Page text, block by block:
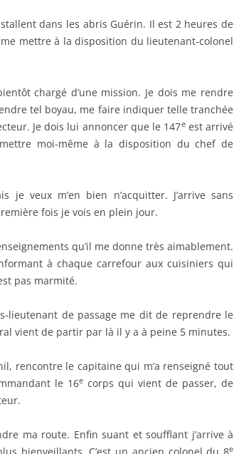
dans les abris Guérin. Il est 2 heures de
me mettre à la disposition du lieutenant-colonel
chargé d’une mission. Je dois me rendre
tel boyau, me faire indiquer telle tranchée
Je dois lui annoncer que le 147eest arrivé
moi-même à la disposition du chef de
veux m’en bien n’acquitter. J’arrive sans
fois je vois en plein jour.
qu’il me donne très aimablement.
à chaque carrefour aux cuisiniers qui
pas marmité.
lieutenant de passage me dit de reprendre le
vient de partir par là il y a à peine 5 minutes.
rencontre le capitaine qui m’a renseigné tout
le 16ecorps qui vient de passer, de
ma route. Enfin suant et soufflant j’arrive à
e